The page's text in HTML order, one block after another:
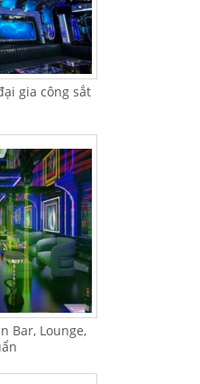
gia công sắt
Bar, Lounge,